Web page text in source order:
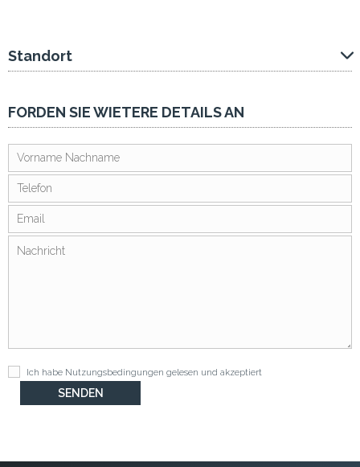
Standort
FORDEN SIE WIETERE DETAILS AN
Ich habe Nutzungsbedingungen gelesen und akzeptiert